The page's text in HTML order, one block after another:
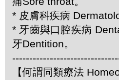
* 皮膚科疾病
* 牙齒與口腔疾病
牙Dentition。
【何謂同類療法